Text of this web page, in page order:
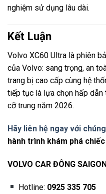
nghiệm sử dụng lâu dài.
Kết Luận
Volvo XC60 Ultra là phiên
của Volvo: sang trọng, an
trang bị cao cấp cùng hệ
tiếp tục là lựa chọn hấp dẫn
cỡ trung năm 2026.
Hãy liên hệ ngay với
hành trình khám phá
VOLVO CAR ĐÔNG
Hotline: 0925 335 705